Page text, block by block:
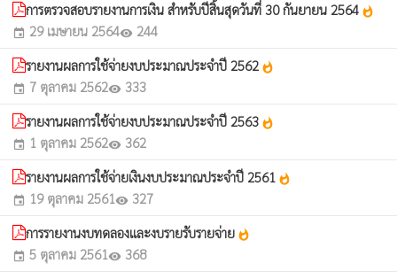
การตรวจสอบรายงานการเงิน สำหรับปีสิ้นสุดวันที่ 30 กันยายน 2564 whatshot
event 29 เมษายน 2564visibility 244
รายงานผลการใช้จ่ายงบประมาณประจำปี 2562 whatshot
event 7 ตุลาคม 2562visibility 333
รายงานผลการใช้จ่ายงบประมาณประจำปี 2563 whatshot
event 1 ตุลาคม 2562visibility 362
รายงานผลการใช้จ่ายเงินงบประมาณประจำปี 2561 whatshot
event 19 ตุลาคม 2561visibility 327
การรายงานงบทดลองและงบรายรับรายจ่าย whatshot
event 5 ตุลาคม 2561visibility 368